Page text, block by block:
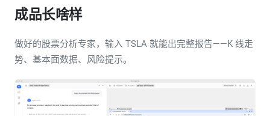
成品长啥样
做好的股票分析专家，输入 TSLA 就能出完整报告——K 线走
势、基本面数据、风险提示。